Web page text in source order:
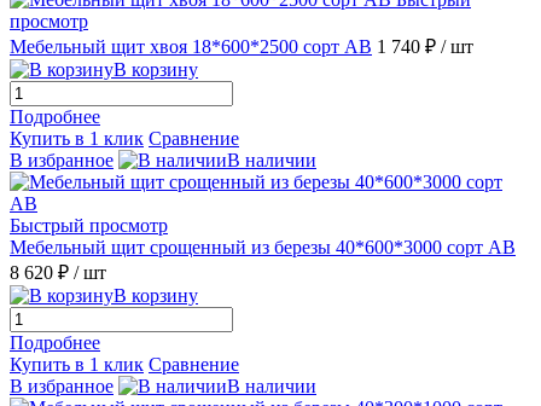
просмотр
Мебельный щит хвоя 18*600*2500 сорт АВ 1 740 ₽ / шт
В корзину
Подробнее
Купить в 1 клик Сравнение
В избранное
В наличии
Быстрый просмотр
Мебельный щит срощенный из березы 40*600*3000 сорт АВ
8 620 ₽ / шт
В корзину
Подробнее
Купить в 1 клик Сравнение
В избранное
В наличии